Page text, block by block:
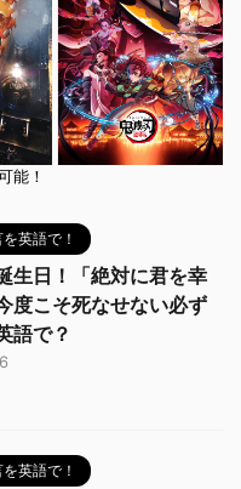
能！
英語で！
生日！「絶対に君を幸
度こそ死なせない必ず
語で？
英語で！